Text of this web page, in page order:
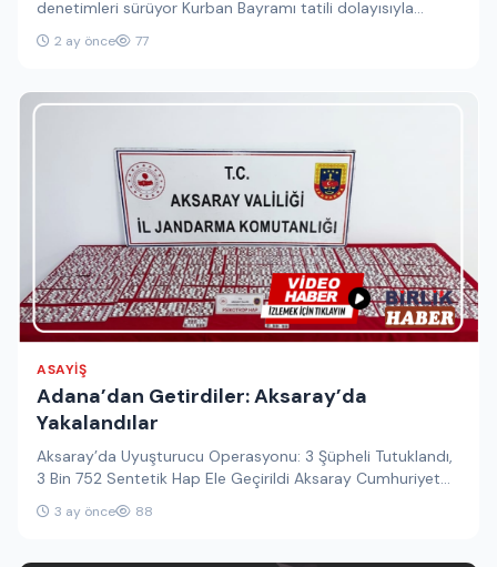
denetimleri sürüyor Kurban Bayramı tatili dolayısıyla
karayollarında artan araç yoğunluğu nedeniyle,…
2 ay önce 77
ASAYIŞ
Adana’dan Getirdiler: Aksaray’da
Yakalandılar
Aksaray’da Uyuşturucu Operasyonu: 3 Şüpheli Tutuklandı,
3 Bin 752 Sentetik Hap Ele Geçirildi Aksaray Cumhuriyet
Başsavcılığı koordinesinde, Aksaray…
3 ay önce 88